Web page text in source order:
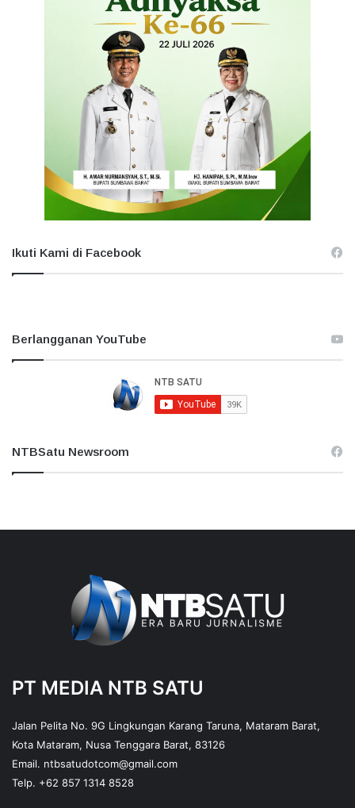
Ikuti Kami di Facebook
Berlangganan YouTube
NTBSatu Newsroom
PT MEDIA NTB SATU
Jalan Pelita No. 9G Lingkungan Karang Taruna, Mataram Barat,
Kota Mataram, Nusa Tenggara Barat, 83126
Email. ntbsatudotcom@gmail.com
Telp. +62 857 1314 8528